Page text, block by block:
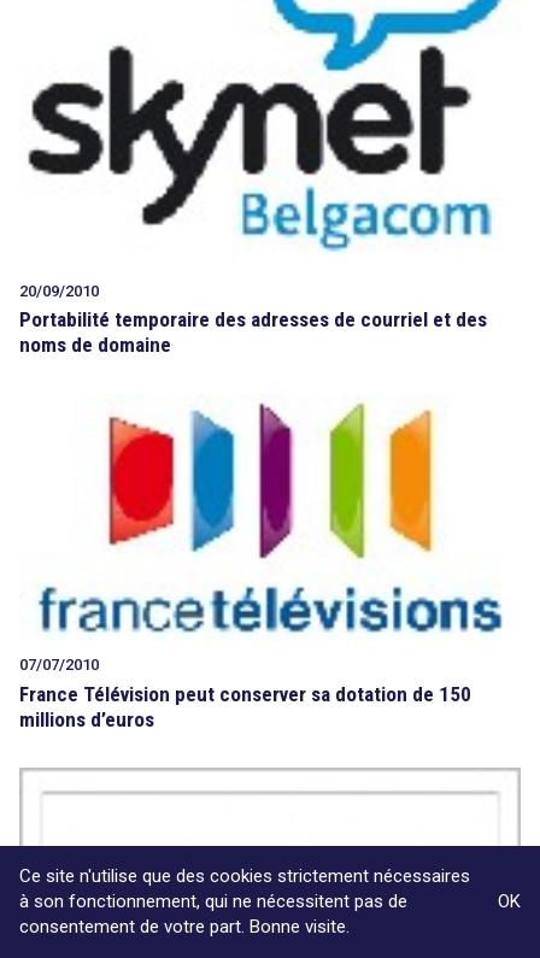
20/09/2010
Portabilité temporaire des adresses de courriel et des
noms de domaine
07/07/2010
France Télévision peut conserver sa dotation de 150
millions d’euros
Ce site n'utilise que des cookies strictement nécessaires
à son fonctionnement, qui ne nécessitent pas de
consentement de votre part. Bonne visite.
OK